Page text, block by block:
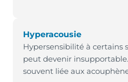
Hyperacousie
Hypersensibilité à certains
peut devenir
souvent liée aux